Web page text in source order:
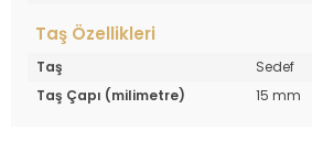
Taş Özellikleri
Taş
Sedef
Taş Çapı (milimetre)
15 mm